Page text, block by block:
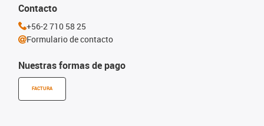
Nuestras formas de pago
FACTURA
Contacto
+56-2 710 58 25
Formulario de contacto